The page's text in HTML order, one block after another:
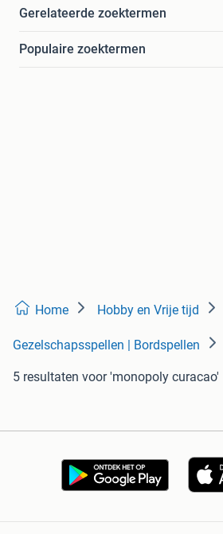
Gerelateerde zoektermen
Populaire zoektermen
Home Hobby en Vrije tijd
Gezelschapsspellen | Bordspellen
5 resultaten voor 'monopoly curacao'